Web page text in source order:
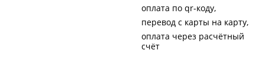
оплата по qr-коду
перевод с карты на карту
оплата через расчётный
счёт